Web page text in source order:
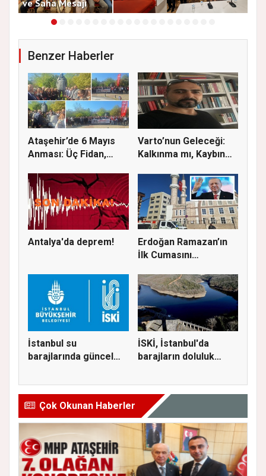
ve Saha Mesajı
Benzer Haberler
Ataşehir’de 6 Mayıs
Anması: Üç Fidan,
Varto’nun Geleceği:
Kalkınma mı, Kaybın
Antalya'da deprem!
Erdoğan Ramazan’ın
İlk Cumasını
İstanbul su
barajlarında güncel
İSKİ, İstanbul'da
barajların doluluk
Çok Okunan Haberler